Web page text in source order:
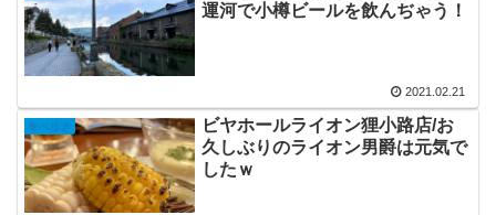
運河で小樽ビールを飲んぢゃう！
2021.02.21
食べ歩き
ビヤホールライオン狸小路店/お
久しぶりのライオン男爵は元気で
したｗ